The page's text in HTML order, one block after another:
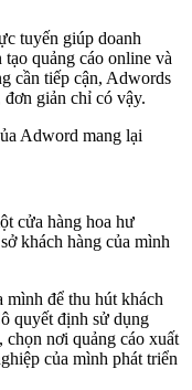
tuyến giúp doanh
quảng cáo online và
cần tiếp cận, Adwords
giản chỉ có vậy.
cửa hàng hoa hư
khách hàng của mình
mình để thu hút khách
quyết định sử dụng
chọn nơi quảng cáo xuất
của mình phát triển